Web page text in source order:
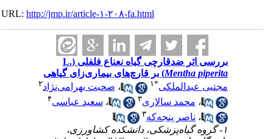
URL:http://jmp.ir/article-۱-۲۰۸-fa.html
بررسی اثر ضد‌قارچی گیاه نعناع فلفلی (L.
Mentha piperita) بر قارچ‌های بیماری‌زای گیاهی
مجتبی عبدالملکی*۱ ،صحبت بهرامی‌نژاد۲
،محمد سالاری۳ ،سعید عباسی
،ناصر پنجه‌که ۳
۱- گروه گیاه‌پزشکی، دانشکده کشاورزی،